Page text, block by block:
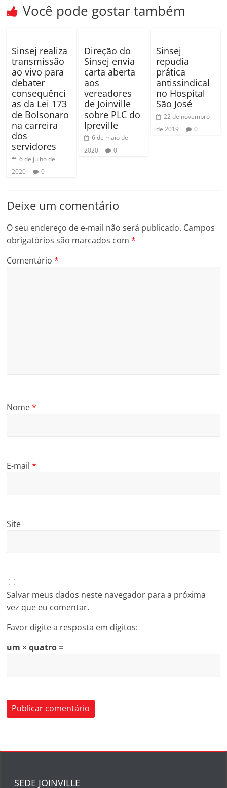
k ar
Você pode gostar também
Sinsej realiza
transmissão
ao vivo para
debater
consequênci
as da Lei 173
de Bolsonaro
na carreira
dos
servidores
6 de julho de
2020
0
Direção do
Sinsej envia
carta aberta
aos
vereadores
de Joinville
sobre PLC do
Ipreville
6 de maio de
2020
0
Sinsej
repudia
prática
antissindical
no Hospital
São José
22 de novembro
de 2019
0
Deixe um comentário
O seu endereço de e-mail não será publicado. Campos
obrigatórios são marcados com*
Comentário*
Nome*
E-mail*
Site
Salvar meus dados neste navegador para a próxima
vez que eu comentar.
Favor digite a resposta em dígitos:
um × quatro =
SEDE JOINVILLE